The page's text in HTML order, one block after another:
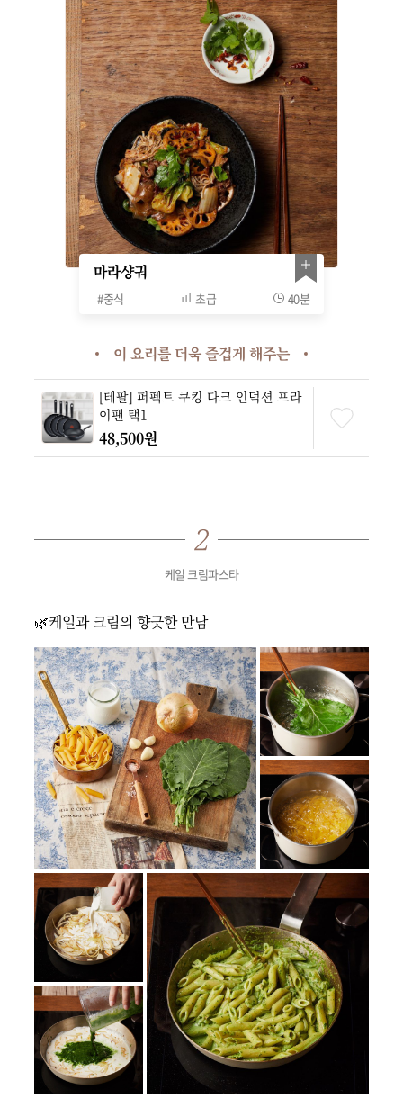
마라샹궈
#중식 초급 40분
이 요리를 더욱 즐겁게 해주는
[테팔] 퍼펙트 쿠킹 다크 인덕션 프라
이팬 택1
48,500원
케일 크림파스타
🌿케일과 크림의 향긋한 만남